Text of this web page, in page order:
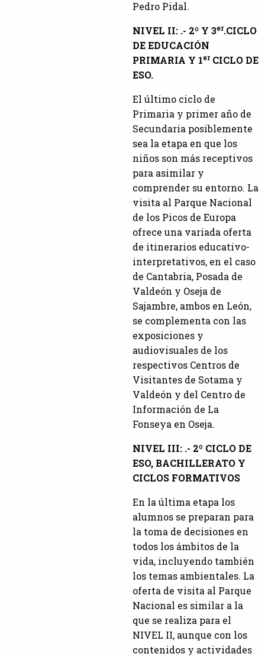
Pedro Pidal.
NIVEL II: .- 2º Y 3er.CICLO
DE EDUCACIÓN
PRIMARIA Y 1erCICLO DE
ESO.
El último ciclo de
Primaria y primer año de
Secundaria posiblemente
sea la etapa en que los
niños son más receptivos
para asimilar y
comprender su entorno. La
visita al Parque Nacional
de los Picos de Europa
ofrece una variada oferta
de itinerarios educativo-
interpretativos, en el caso
de Cantabria, Posada de
Valdeón y Oseja de
Sajambre, ambos en León,
se complementa con las
exposiciones y
audiovisuales de los
respectivos Centros de
Visitantes de Sotama y
Valdeón y del Centro de
Información de La
Fonseya en Oseja.
NIVEL III: .- 2º CICLO DE
ESO, BACHILLERATO Y
CICLOS FORMATIVOS
En la última etapa los
alumnos se preparan para
la toma de decisiones en
todos los ámbitos de la
vida, incluyendo también
los temas ambientales. La
oferta de visita al Parque
Nacional es similar a la
que se realiza para el
NIVEL II, aunque con los
contenidos y actividades